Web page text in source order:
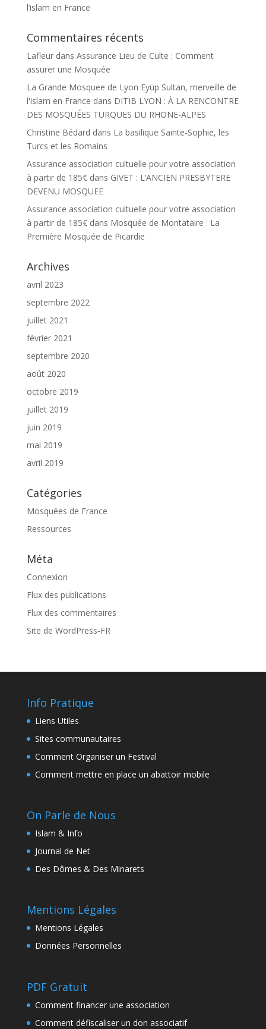
l’islam en France
Commentaires récents
Lafleurdans Assurance Lieu de Culte : Comment
assurer une Mosquée
La Grande Mosquee de Lyon Eyüp Sultan, merveille de
l'islam en France dans DITIB LYON : À LA RENCONTRE
DES MOSQUÉES TURQUES DU RHONE-ALPES
Christine Bédard dans La basilique Sainte-Sophie, les
Turcs et les Romains
Assurance association cultuelle pour votre association
à partir de 185€dans GIVET : L’ANCIEN PRESBYTERE
DEVENU MOSQUEE
Assurance association cultuelle pour votre association
à partir de 185€dans Mosquée de Montataire : La
Première Mosquée de Picardie
Archives
avril 2023
septembre 2022
juillet 2021
février 2021
septembre 2020
août 2020
octobre 2019
juillet 2019
juin 2019
mai 2019
avril 2019
Catégories
Mosquées de France
Ressources
Méta
Connexion
Flux des publications
Flux des commentaires
Site de WordPress-FR
Info Pratique
Liens Utiles
Sites communautaires
Comment Organiser un Festival
Comment mettre en place un abattoir mobile
On Parle de Nous
Islam & Info
Journal de Net
Des Dômes & Des Minarets
Mentions Légales
Mentions Légales
Données Personnelles
PDF Gratuit
Comment financer une association
Comment défiscaliser un don associatif